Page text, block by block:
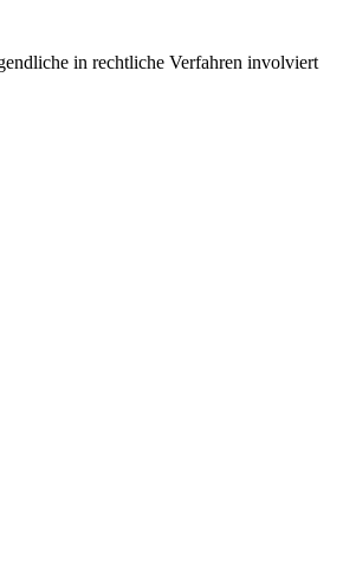
in rechtliche Verfahren involviert